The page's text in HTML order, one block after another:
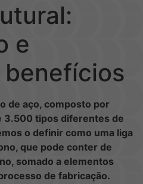
e
de aço, composto por
3.500 tipos diferentes de
o definir como uma liga
que pode conter de
somado a elementos
de fabricação.